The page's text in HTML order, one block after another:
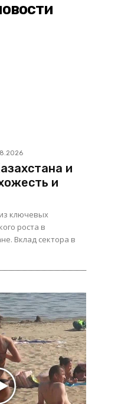
и
и
ключевых
роста в
Вклад сектора в